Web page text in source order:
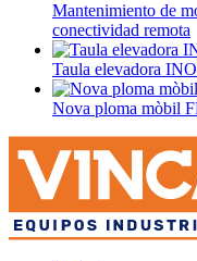
Mantenimiento de
conectividad remota
Taula elevadora
Nova ploma mòbil